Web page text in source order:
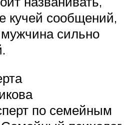
кучей сообщений,
мужчина сильно
по семейным